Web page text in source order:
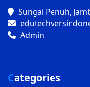
Sungai Penuh,
Admin
Categories